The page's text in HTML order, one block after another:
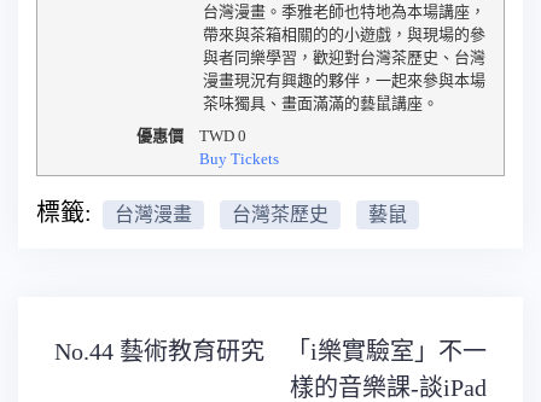
台灣漫畫。季雅老師也特地為本場講座，
帶來與茶箱相關的的小遊戲，與現場的參
與者同樂學習，歡迎對台灣茶歷史、台灣
漫畫現況有興趣的夥伴，一起來參與本場
茶味獨具、畫面滿滿的藝鼠講座。
優惠價
TWD0
Buy Tickets
標籤: 台灣漫畫 台灣茶歷史 藝鼠
文
章
No.44 藝術教育研究
「i樂實驗室」不一
樣的音樂課-談iPad